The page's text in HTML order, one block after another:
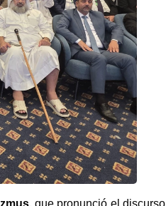
, que pronunció el discurso